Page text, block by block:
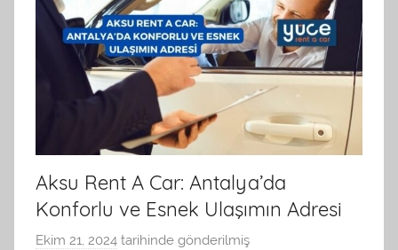
Aksu Rent A Car: Antalya’da
Konforlu ve Esnek Ulaşımın Adresi
Ekim 21, 2024 tarihinde gönderilmiş